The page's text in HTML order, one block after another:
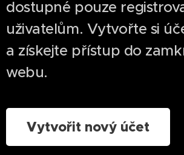
dostupné pouze
uživatelům. Vytvořte si
a získejte přístup do
webu.
Vytvořit nový účet